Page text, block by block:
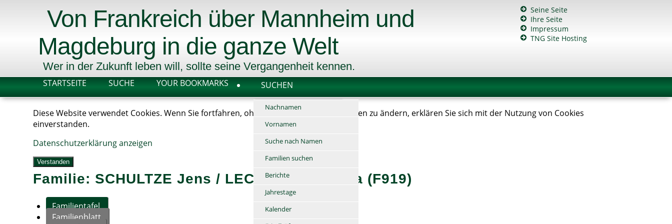
Von Frankreich über Mannheim und
Magdeburg in die ganze Welt
Wer in der Zukunft leben will, sollte seine Vergangenheit kennen.
Seine Seite
Ihre Seite
Impressum
TNG Site Hosting
STARTSEITE SUCHE YOUR BOOKMARKS SUCHEN
Nachnamen
Vornamen
Suche nach Namen
Familien suchen
Berichte
Jahrestage
Kalender
Diese Website verwendet Cookies. Wenn Sie fortfahren, ohne Ihre Browser-Einstellungen zu ändern, erklären Sie sich mit der Nutzung von Cookies
einverstanden.
Datenschutzerklärung anzeigen
Verstanden
Familie: SCHULTZE Jens / LECHNER Angelika (F919)
Familientafel
Familienblatt